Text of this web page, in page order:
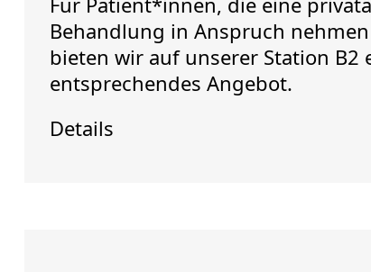
Behandlung in Anspruch
bieten wir auf unserer Station B2
entsprechendes Angebot.
Details